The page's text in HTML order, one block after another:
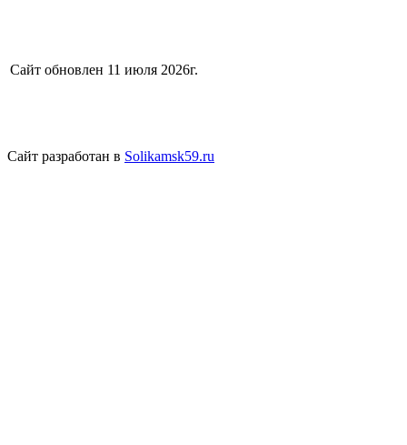
Сайт обновлен 11 июля 2026г.
Сайт разработан в Solikamsk59.ru